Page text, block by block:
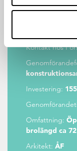
Forsens
byggledning,
Kontakt hos
Investering:
Omfattning:
brolängd ca
Arkitekt: ÅF